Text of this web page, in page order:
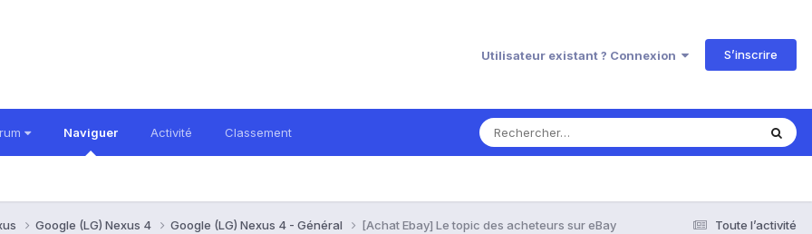
Utilisateur existant ? Connexion S’inscrire
Naviguer Activité Classement
Toute l’activité
Google (LG) Nexus 4 Google (LG) Nexus 4 - Général [Achat Ebay] Le topic des acheteurs sur eBay